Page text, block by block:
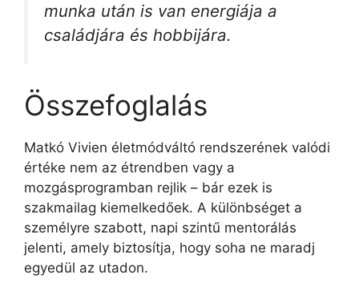
munka után is van energiája a
családjára és hobbijára.
Összefoglalás
Matkó Vivien életmódváltó rendszerének valódi
értéke nem az étrendben vagy a
mozgásprogramban rejlik – bár ezek is
szakmailag kiemelkedőek. A különbséget a
személyre szabott, napi szintű mentorálás
jelenti, amely biztosítja, hogy soha ne maradj
egyedül az utadon.